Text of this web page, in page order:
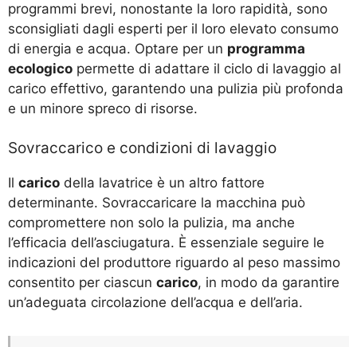
programmi brevi, nonostante la loro rapidità, sono
sconsigliati dagli esperti per il loro elevato consumo
di energia e acqua. Optare per un programma
ecologico permette di adattare il ciclo di lavaggio al
carico effettivo, garantendo una pulizia più profonda
e un minore spreco di risorse.
Sovraccarico e condizioni di lavaggio
Il carico della lavatrice è un altro fattore
determinante. Sovraccaricare la macchina può
compromettere non solo la pulizia, ma anche
l’efficacia dell’asciugatura. È essenziale seguire le
indicazioni del produttore riguardo al peso massimo
consentito per ciascun carico, in modo da garantire
un’adeguata circolazione dell’acqua e dell’aria.